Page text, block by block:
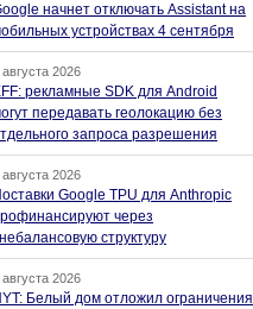
начнет отключать Assistant на
устройствах 4 сентября
августа 2026
рекламные SDK для Android
передавать геолокацию без
запроса разрешения
августа 2026
Google TPU для Anthropic
через
структуру
августа 2026
Белый дом отложил ограничения